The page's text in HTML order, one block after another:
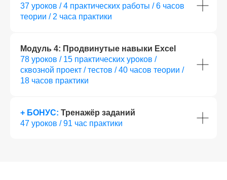
37 уроков / 4 практических работы / 6 часов
теории / 2 часа практики
Модуль 4: Продвинутые навыки Excel
78 уроков / 15 практических уроков /
сквозной проект / тестов / 40 часов теории /
18 часов практики
+ БОНУС: Тренажёр заданий
47 уроков / 91 час практики